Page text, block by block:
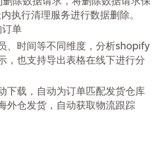
执行清理服务进行数据删除。
单
、时间等不同维度，分析shopify
，也支持导出表格在线下进行分
下载，自动为订单匹配发货仓库
外仓发货，自动获取物流跟踪